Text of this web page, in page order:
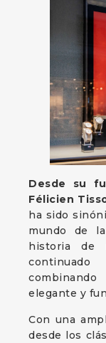
Desde su
Félicien
ha sido
mundo de
historia de
elegante y
Con una
desde los